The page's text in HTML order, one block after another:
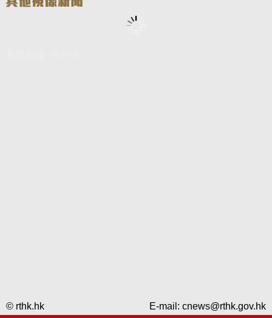
© rthk.hk E-mail: cnews@rthk.gov.hk